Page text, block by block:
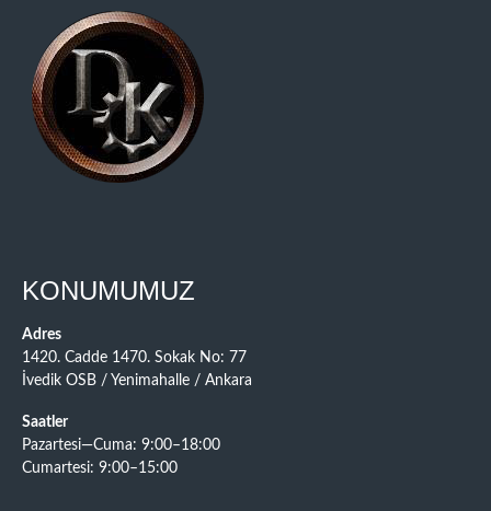
KONUMUMUZ
Adres
1420. Cadde 1470. Sokak No: 77
İvedik OSB / Yenimahalle / Ankara
Saatler
Pazartesi—Cuma: 9:00–18:00
Cumartesi: 9:00–15:00